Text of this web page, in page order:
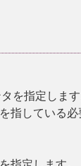
を指定しま
指している必